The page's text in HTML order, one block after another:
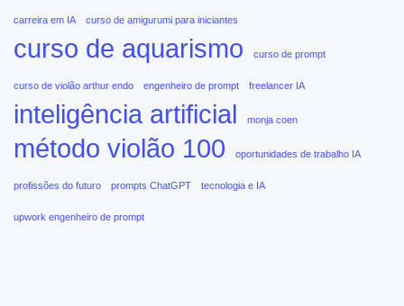
carreira em IA curso de amigurumi para iniciantes
curso de aquarismo curso de prompt
curso de violão arthur endo engenheiro de prompt freelancer IA
inteligência artificial monja coen
método violão 100 oportunidades de trabalho IA
profissões do futuro prompts ChatGPT tecnologia e IA
upwork engenheiro de prompt